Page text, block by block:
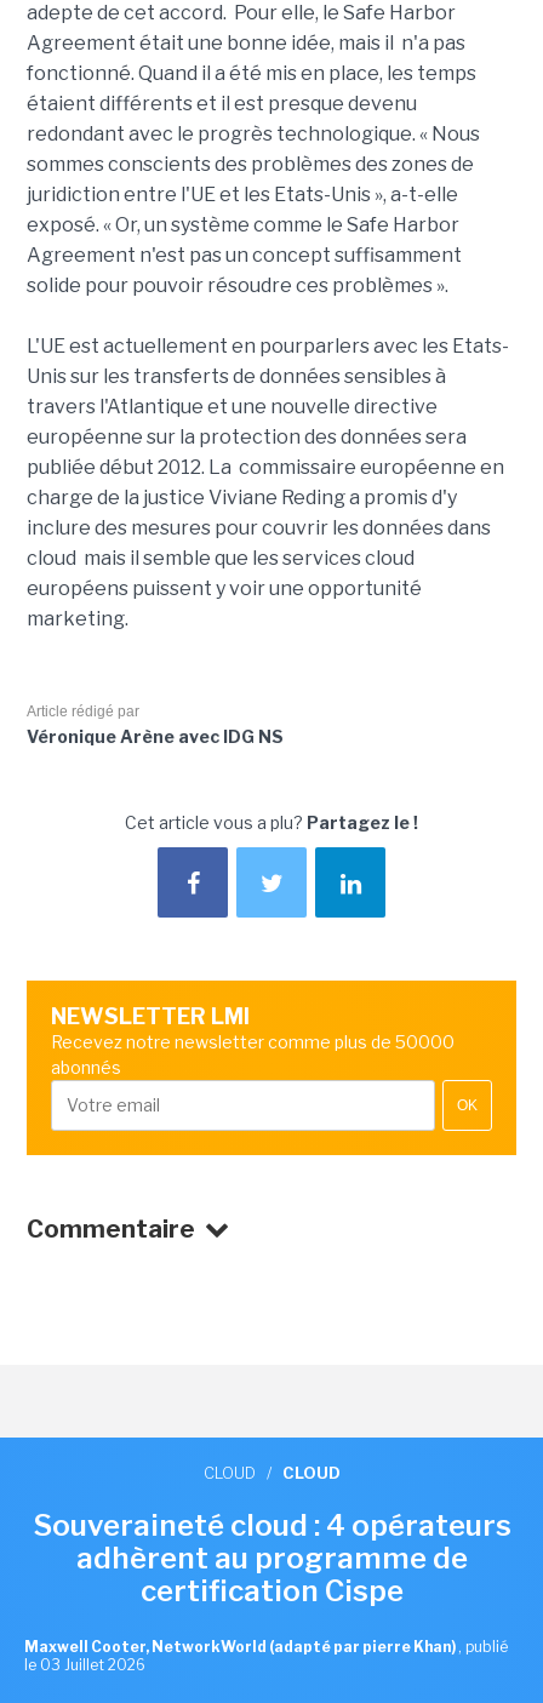
adepte de cet accord. Pour elle, le Safe Harbor
Agreement était une bonne idée, mais il n'a pas
fonctionné. Quand il a été mis en place, les temps
étaient différents et il est presque devenu
redondant avec le progrès technologique. « Nous
sommes conscients des problèmes des zones de
juridiction entre l'UE et les Etats-Unis », a-t-elle
exposé. « Or, un système comme le Safe Harbor
Agreement n'est pas un concept suffisamment
solide pour pouvoir résoudre ces problèmes ».
L'UE est actuellement en pourparlers avec les Etats-
Unis sur les transferts de données sensibles à
travers l'Atlantique et une nouvelle directive
européenne sur la protection des données sera
publiée début 2012. La commissaire européenne en
charge de la justice Viviane Reding a promis d'y
inclure des mesures pour couvrir les données dans
cloud mais il semble que les services cloud
européens puissent y voir une opportunité
marketing.
Article rédigé par
Véronique Arène avec IDG NS
Cet article vous a plu? Partagez le !
NEWSLETTER LMI
Recevez notre newsletter comme plus de 50000
abonnés
OK
Commentaire
CLOUD / CLOUD
Souveraineté cloud : 4 opérateurs
adhèrent au programme de
certification Cispe
Maxwell Cooter, NetworkWorld (adapté par pierre Khan) , publié
le 03 Juillet 2026